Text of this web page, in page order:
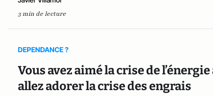
3 min de lecture
DEPENDANCE ?
Vous avez aimé la crise de
allez adorer la crise des engrais